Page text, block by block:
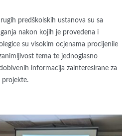
predškolskih ustanova su sa
nakon kojih je provedena i
su visokim ocjenama procijenile
tema te jednoglasno
informacija zainteresirane za
projekte.